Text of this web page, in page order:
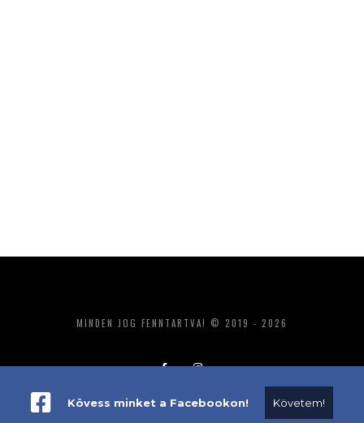
MINDEN JOG FENNTARTVA! © 2019 - 2026
ADATKEZELÉS IMPRESSZUM MÉDIAAJÁNLAT
Kövess minket a Facebookon! Követem!